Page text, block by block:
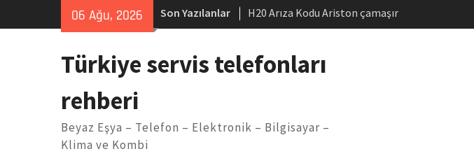
06 Ağu, 2026 Son Yazılanlar
H20 Arıza Kodu Ariston çamaşır
makinesi Sorunu
Arçelik buzdolabı F5 Hatası Çözüm
Ferroli klima E3 Arızası Çözümü
Türkiye servis telefonları
rehberi
Beyaz Eşya – Telefon – Elektronik – Bilgisayar –
Klima ve Kombi